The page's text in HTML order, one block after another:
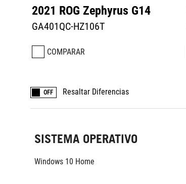
2021 ROG Zephyrus G14
GA401QC-HZ106T
COMPARAR
OFF Resaltar Diferencias
SISTEMA OPERATIVO
Windows 10 Home